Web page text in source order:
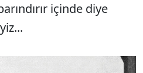
içinde diye